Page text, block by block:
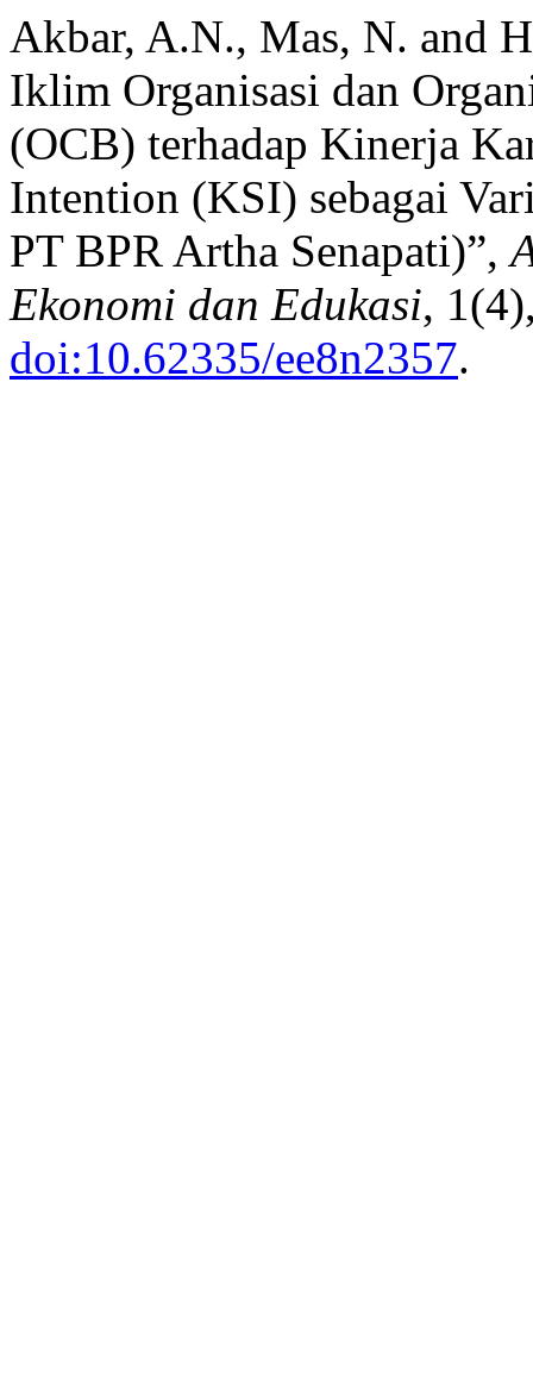
Akbar, A.N., Mas, N. and
Iklim Organisasi dan
(OCB) terhadap Kinerja
Intention (KSI) sebagai
PT BPR Artha Senapati)”,
Ekonomi dan Edukasi,
doi:10.62335/ee8n2357.